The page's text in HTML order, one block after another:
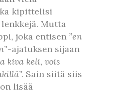
kipittelisi
Mutta
joka entisen ”en
ajatuksen sijaan
kiva keli, vois
Sain siitä siis
lisää